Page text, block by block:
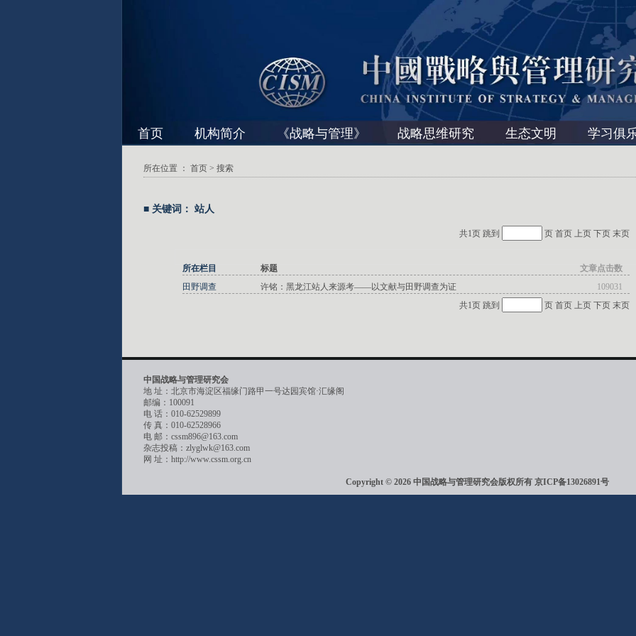
首页 机构简介 《战略与管理》 战略思维研究 生态文明 学习俱
所在位置 ： 首页 > 搜索
■ 关键词： 站人
共1页 跳到 页 首页 上页 下页 末页
所在栏目 标题
文章点击数
田野调查
许铭：黑龙江站人来源考——以文献与田野调查为证
109031
共1页 跳到
页 首页 上页 下页 末页
中国战略与管理研究会
地 址：北京市海淀区福缘门路甲一号达园宾馆·汇缘阁
邮编：100091
电 话：010-62529899
传 真：010-62528966
电 邮：cssm896@163.com
杂志投稿：zlyglwk@163.com
网 址：http://www.cssm.org.cn
Copyright © 2026 中国战略与管理研究会版权所有 京ICP备13026891号